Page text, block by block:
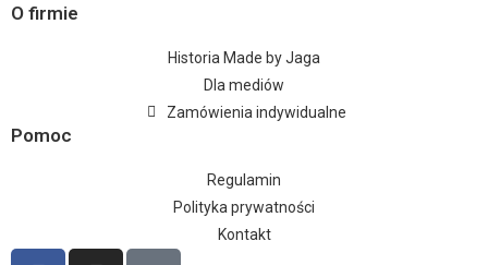
O firmie
Historia Made by Jaga
Dla mediów
Zamówienia indywidualne
Pomoc
Regulamin
Polityka prywatności
Kontakt